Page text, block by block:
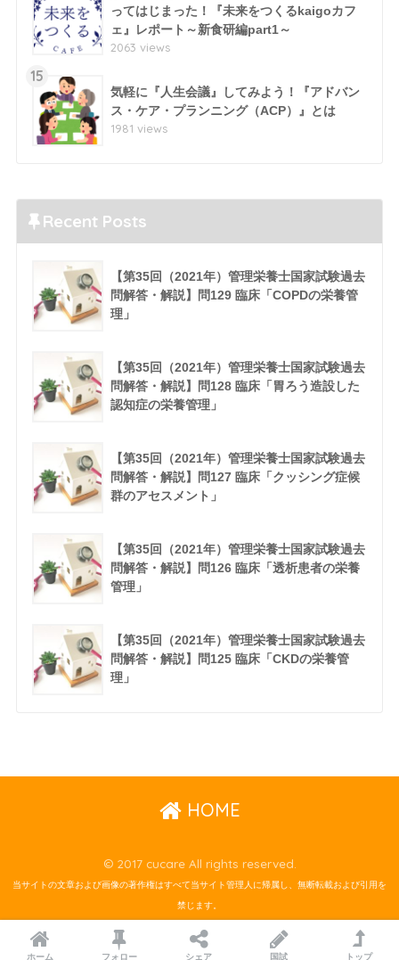
ってはじまった！『未来をつくるkaigoカフ
ェ』レポート～新食研編part1～
2063 views
15
気軽に『人生会議』してみよう！『アドバン
ス・ケア・プランニング（ACP）』とは
1981 views
Recent Posts
【第35回（2021年）管理栄養士国家試験過去
問解答・解説】問129 臨床「COPDの栄養管
理」
【第35回（2021年）管理栄養士国家試験過去
問解答・解説】問128 臨床「胃ろう造設した
認知症の栄養管理」
【第35回（2021年）管理栄養士国家試験過去
問解答・解説】問127 臨床「クッシング症候
群のアセスメント」
【第35回（2021年）管理栄養士国家試験過去
問解答・解説】問126 臨床「透析患者の栄養
管理」
【第35回（2021年）管理栄養士国家試験過去
問解答・解説】問125 臨床「CKDの栄養管
理」
HOME
© 2017 cucare All rights reserved.
当サイトの文章および画像の著作権はすべて当サイト管理人に帰属し、無断転載および引用を
禁じます。
ホーム フォロー シェア 国試 トップ